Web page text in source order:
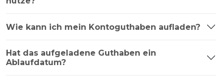
Wie kann ich mein Kontoguthaben aufladen?
Hat das aufgeladene Guthaben ein
Ablaufdatum?